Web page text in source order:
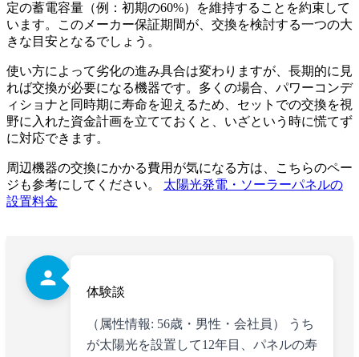
定の蓄電容量（例：初期の60%）を維持することを約束して
います。このメーカー保証期間が、交換を検討する一つの大
きな目安となるでしょう。
使い方によって劣化の進み具合は変わりますが、長期的に見
れば交換が必要になる機器です。多くの場合、パワーコンデ
ィショナと同時期に寿命を迎えるため、セットでの交換を視
野に入れた資金計画を立てておくと、いざという時に慌てず
に対応できます。
周辺機器の交換にかかる費用が気になる方は、こちらのペー
ジも参考にしてください。 太陽光発電・ソーラーパネルの
設置料金
person
体験談
（属性情報: 56歳・男性・会社員） うち
が太陽光を設置して12年目、パネルの寿